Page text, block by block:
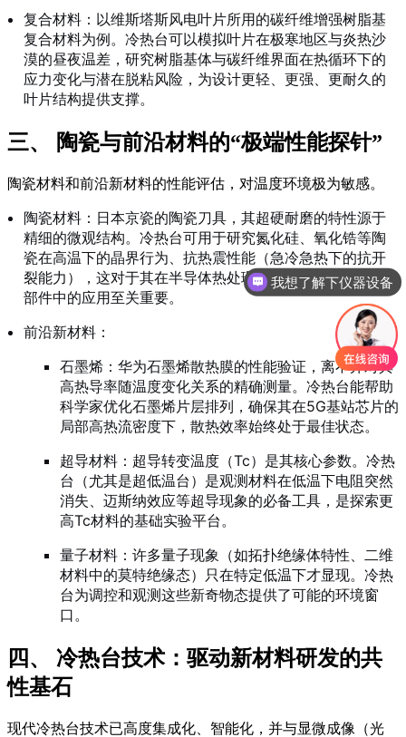
复合材料：以维斯塔斯风电叶片所用的碳纤维增强树脂基
复合材料为例。冷热台可以模拟叶片在极寒地区与炎热沙
漠的昼夜温差，研究树脂基体与碳纤维界面在热循环下的
应力变化与潜在脱粘风险，为设计更轻、更强、更耐久的
叶片结构提供支撑。
三、 陶瓷与前沿材料的“极端性能探针”
陶瓷材料和前沿新材料的性能评估，对温度环境极为敏感。
陶瓷材料：日本京瓷的陶瓷刀具，其超硬耐磨的特性源于
精细的微观结构。冷热台可用于研究氮化硅、氧化锆等陶
瓷在高温下的晶界行为、抗热震性能（急冷急热下的抗开
裂能力），这对于其在半导体热处理设备、航空航天高温
部件中的应用至关重要。
前沿新材料：
石墨烯：华为石墨烯散热膜的性能验证，离不开对其
高热导率随温度变化关系的精确测量。冷热台能帮助
科学家优化石墨烯片层排列，确保其在5G基站芯片的
局部高热流密度下，散热效率始终处于最佳状态。
超导材料：超导转变温度（Tc）是其核心参数。冷热
台（尤其是超低温台）是观测材料在低温下电阻突然
消失、迈斯纳效应等超导现象的必备工具，是探索更
高Tc材料的基础实验平台。
量子材料：许多量子现象（如拓扑绝缘体特性、二维
材料中的莫特绝缘态）只在特定低温下才显现。冷热
台为调控和观测这些新奇物态提供了可能的环境窗
口。
四、 冷热台技术：驱动新材料研发的共
性基石
现代冷热台技术已高度集成化、智能化，并与显微成像（光
我想了解下仪器设备